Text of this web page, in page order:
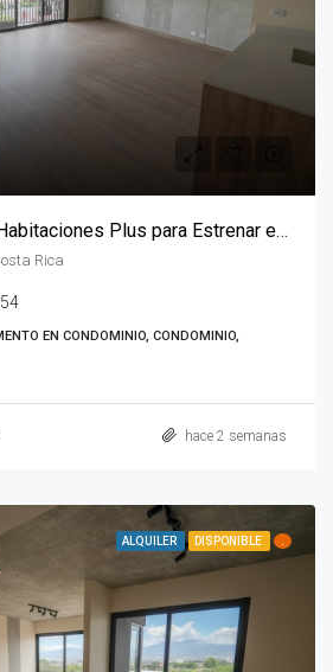
Apartamento de 2 Habitaciones Plus para Estrenar en Torre JANE, Nunciatura
Rica
EN CONDOMINIO, CONDOMINIO,
hace 2 semanas
ALQUILER DISPONIBLE